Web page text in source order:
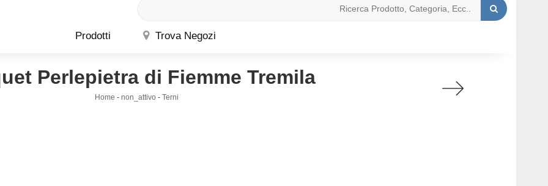
Prodotti Trova Negozi
Perlepietra di Fiemme Tremila
Home -non_attivo -Terni